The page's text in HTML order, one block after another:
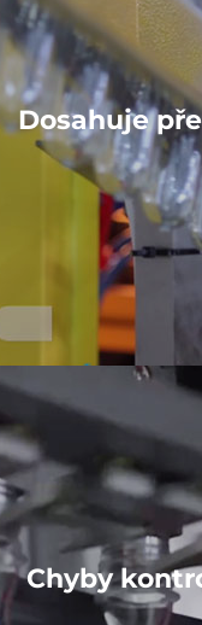
Dosahuje
Chyby